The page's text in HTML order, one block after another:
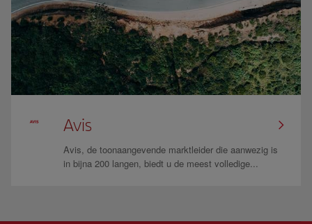
Avis
Avis, de toonaangevende marktleider die aanwezig is
in bijna 200 langen, biedt u de meest volledige...